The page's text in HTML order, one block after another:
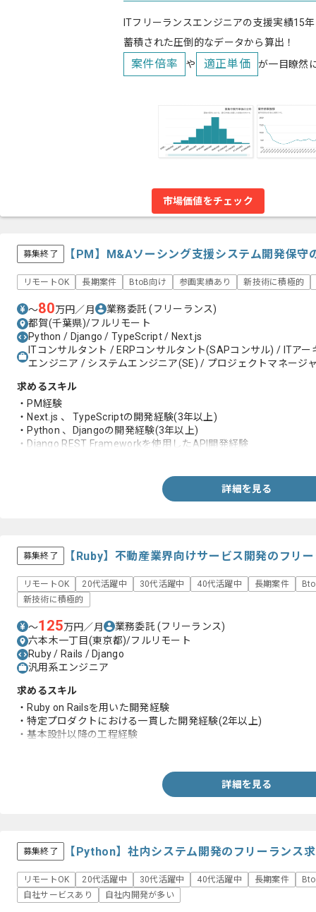
ITフリーランスエンジニアの支援実績15
蓄積された圧倒的なデータから算出！
案件倍率 や 適正単価 が一目瞭然
市場価値をチェック
募集終了 【PM】M&Aソーシング支援システム開発保
リモートOK 長期案件 BtoB向け 参画実績あり 新技術に積極的
〜80万円／月 業務委託(フリーランス)
都賀(千葉県)/フルリモート
Python / Django / TypeScript / Next.js
ITコンサルタント / ERPコンサルタント(SAPコンサル) / ITア
エンジニア / システムエンジニア(SE) / プロジェクトマネージ
求めるスキル
・PM経験
・Next.js 、 TypeScriptの開発経験(3年以上)
・Python 、Djangoの開発経験(3年以上)
・Django REST Frameworkを使用したAPI開発経験
・タスク管理、コードレビュー、進捗管理等のマネジメント経験
詳細を見る
募集終了 【Ruby】不動産業界向けサービス開発のフリ
リモートOK 20代活躍中 30代活躍中 40代活躍中 長期案件
新技術に積極的
〜125万円／月 業務委託(フリーランス)
六本木一丁目(東京都)/フルリモート
Ruby / Rails / Django
汎用系エンジニア
求めるスキル
・Ruby on Railsを用いた開発経験
・特定プロダクトにおける一貫した開発経験(2年以上)
・基本設計以降の工程経験
詳細を見る
募集終了 【Python】社内システム開発のフリーランス
リモートOK 20代活躍中 30代活躍中 40代活躍中 長期案件
自社サービスあり
自社内開発が多い